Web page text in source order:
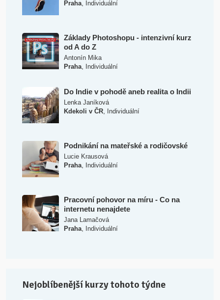
Praha, Individuální
Základy Photoshopu - intenzivní kurz
od A do Z
Antonín Mika
Praha, Individuální
Do Indie v pohodě aneb realita o Indii
Lenka Janíková
Kdekoli v ČR, Individuální
Podnikání na mateřské a rodičovské
Lucie Krausová
Praha, Individuální
Pracovní pohovor na míru - Co na
internetu nenajdete
Jana Lamačová
Praha, Individuální
Nejoblíbenější kurzy tohoto týdne